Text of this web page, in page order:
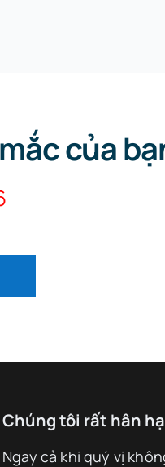
của
Chúng tôi rất hân
Ngay cả khi quý vị